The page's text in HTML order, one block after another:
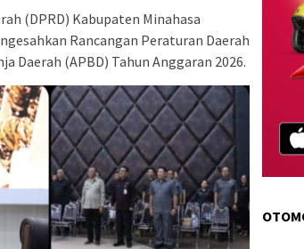
(DPRD) Kabupaten Minahasa
Rancangan Peraturan Daerah
Daerah (APBD) Tahun Anggaran 2026.